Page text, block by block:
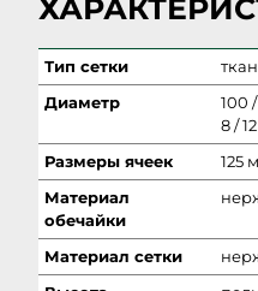
Тип сетки
Диаметр
100
8 /
Размеры ячеек
125
Материал
обечайки
Материал сетки